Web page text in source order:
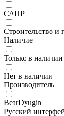
САПР
Строительство и
Наличие
Только в наличии
Нет в наличии
Производитель
BearDyugin
Русский